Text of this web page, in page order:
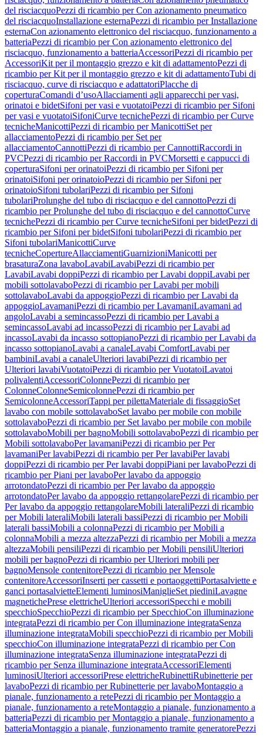
del risciacquoPezzi di ricambio per Con azionamento pneumatico
del risciacquoInstallazione esternaPezzi di ricambio per Installazione
esternaCon azionamento elettronico del risciacquo, funzionamento a
batteriaPezzi di ricambio per Con azionamento elettronico del
risciacquo, funzionamento a batteriaAccessoriPezzi di ricambio per
AccessoriKit per il montaggio grezzo e kit di adattamentoPezzi di
ricambio per Kit per il montaggio grezzo e kit di adattamentoTubi di
risciacquo, curve di risciacquo e adattatoriPlacche di
coperturaComandi d’usoAllacciamenti agli apparecchi per vasi,
orinatoi e bidetSifoni per vasi e vuotatoiPezzi di ricambio per Sifoni
per vasi e vuotatoiSifoniCurve tecnichePezzi di ricambio per Curve
tecnicheManicottiPezzi di ricambio per ManicottiSet per
allacciamentoPezzi di ricambio per Set per
allacciamentoCannottiPezzi di ricambio per CannottiRaccordi in
PVCPezzi di ricambio per Raccordi in PVCMorsetti e cappucci di
coperturaSifoni per orinatoiPezzi di ricambio per Sifoni per
orinatoiSifoni per orinatoioPezzi di ricambio per Sifoni per
orinatoioSifoni tubolariPezzi di ricambio per Sifoni
tubolariProlunghe del tubo di risciacquo e del cannottoPezzi di
ricambio per Prolunghe del tubo di risciacquo e del cannottoCurve
tecnichePezzi di ricambio per Curve tecnicheSifoni per bidetPezzi di
ricambio per Sifoni per bidetSifoni tubolariPezzi di ricambio per
Sifoni tubolariManicottiCurve
tecnicheCopertureAllacciamentiGuarnizioniManicotti per
brasaturaZona lavaboLavabiLavabiPezzi di ricambio per
LavabiLavabi doppiPezzi di ricambio per Lavabi doppiLavabi per
mobili sottolavaboPezzi di ricambio per Lavabi per mobili
sottolavaboLavabi da appoggioPezzi di ricambio per Lavabi da
appoggioLavamaniPezzi di ricambio per LavamaniLavamani ad
angoloLavabi a semincassoPezzi di ricambio per Lavabi a
semincassoLavabi ad incassoPezzi di ricambio per Lavabi ad
incassoLavabi da incasso sottopianoPezzi di ricambio per Lavabi da
incasso sottopianoLavabi a canaleLavabi ComfortLavabi per
bambiniLavabi a canaleUlteriori lavabiPezzi di ricambio per
Ulteriori lavabiVuotatoiPezzi di ricambio per VuotatoiLavatoi
polivalentiAccessoriColonnePezzi di ricambio per
ColonneColonneSemicolonnePezzi di ricambio per
SemicolonneAccessoriTappi per pilettaMateriale di fissaggioSet
lavabo con mobile sottolavaboSet lavabo per mobile con mobile
sottolavaboPezzi di ricambio per Set lavabo per mobile con mobile
sottolavaboMobili per bagnoMobili sottolavaboPezzi di ricambio per
Mobili sottolavaboPer lavamaniPezzi di ricambio per Per
lavamaniPer lavabiPezzi di ricambio per Per lavabiPer lavabi
doppiPezzi di ricambio per Per lavabi doppiPiani per lavaboPezzi di
ricambio per Piani per lavaboPer lavabo da appoggio
arrotondatoPezzi di ricambio per Per lavabo da appoggio
arrotondatoPer lavabo da appoggio rettangolarePezzi di ricambio per
Per lavabo da appoggio rettangolareMobili lateraliPezzi di ricambio
per Mobili lateraliMobili laterali bassiPezzi di ricambio per Mobili
laterali bassiMobili a colonnaPezzi di ricambio per Mobili a
colonnaMobili a mezza altezzaPezzi di ricambio per Mobili a mezza
altezzaMobili pensiliPezzi di ricambio per Mobili pensiliUlteriori
mobili per bagnoPezzi di ricambio per Ulteriori mobili per
bagnoMensole contenitorePezzi di ricambio per Mensole
contenitoreAccessoriInserti per cassetti e portaoggettiPortasalviette e
ganci portasalvietteElementi luminosiManiglieSet piediniLavagne
magnetichePrese elettricheUlteriori accessoriSpecchi e mobili
specchioSpecchioPezzi di ricambio per SpecchioCon illuminazione
integrataPezzi di ricambio per Con illuminazione integrataSenza
illuminazione integrataMobili specchioPezzi di ricambio per Mobili
specchioCon illuminazione integrataPezzi di ricambio per Con
illuminazione integrataSenza illuminazione integrataPezzi di
ricambio per Senza illuminazione integrataAccessoriElementi
luminosiUlteriori accessoriPrese elettricheRubinettiRubinetterie per
lavaboPezzi di ricambio per Rubinetterie per lavaboMontaggio a
pianale, funzionamento a retePezzi di ricambio per Montaggio a
pianale, funzionamento a reteMontaggio a pianale, funzionamento a
batteriaPezzi di ricambio per Montaggio a pianale, funzionamento a
batteriaMontaggio a pianale, funzionamento tramite generatorePezzi